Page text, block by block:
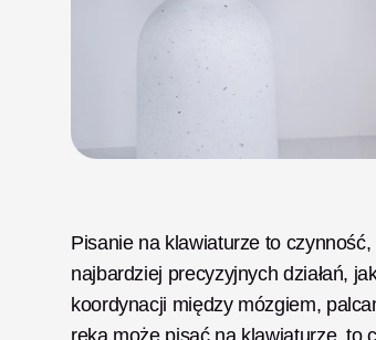
Pisanie na klawiaturze to
najbardziej precyzyjnych działań,
koordynacji między mózgiem,
ręka może pisać na klawiaturze, to